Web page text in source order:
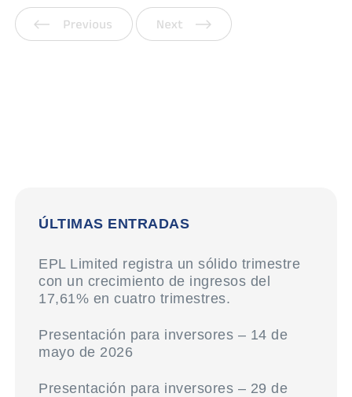
Anterior
ÚLTIMAS ENTRADAS
EPL Limited registra un sólido trimestre
con un crecimiento de ingresos del
17,61% en cuatro trimestres.
Presentación para inversores – 14 de
mayo de 2026
Presentación para inversores – 29 de